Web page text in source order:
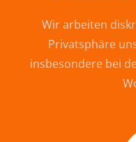
Wir arbeiten
Privatsphäre
insbesondere bei